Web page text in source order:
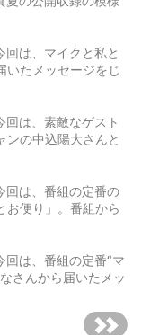
は、マイクと私と
いたメッセージをじ
は、素敵なゲスト
ンの中込陽大さんと
回は、番組の定番の
お便り」。番組から
は、番組の定番“マ
さんから届いたメッ